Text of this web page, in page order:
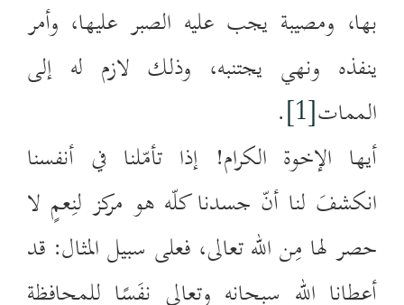
بها، ومصيبة يجب عليه الصبر عليها، وأمر
ينفذه ونهي يجتنبه، وذلك لازم له إلى
الممات[1]
.
أيها الإخوة الكرام! إذا تأمّلنا في أنفسنا
انكشفَ لنا أنّ جسدنا كلّه هو مركز لنِعمٍ لا
حصر لها مِن الله تعالى، فعلى سبيل المثال: قد
أعطانا الله سبحانه وتعالى نفَسًا للمحافظة